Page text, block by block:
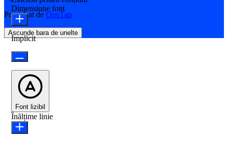
Propulsat de OneTap
Ascunde bara de unelte
Dimensiune font
Implicit
Font lizibil
Înălțime linie